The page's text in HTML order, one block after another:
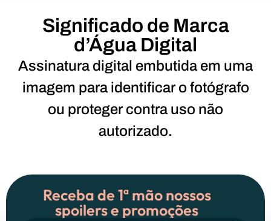
Significado de Marca
d’Água Digital
Assinatura digital embutida em uma
imagem para identificar o fotógrafo
ou proteger contra uso não
autorizado.
Receba de 1ª mão nossos
spoilers e promoções